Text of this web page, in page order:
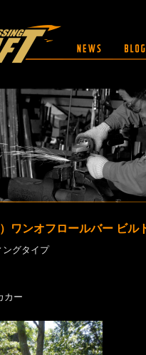
ワンオフロールバー ビル
グタイプ
カー